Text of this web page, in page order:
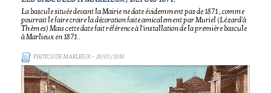
La bascule située devant la Mairie ne date évidemment pas de 1871 , comme
pourrait le faire croire la décoration faite amicalement par Muriel (Lézard'à
Thèmes) Mais cette date fait référence à l'installation de la première bascule
à Marlieux en 1871..
PHOTOS DE MARLIEUX- 29/03/2019